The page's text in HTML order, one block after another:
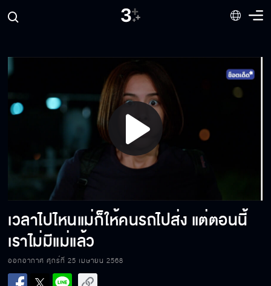
Play
Video
เวลาไปไหนแม่ก็ให้คนรถไปส่ง แต่ตอนนี้
เราไม่มีแม่แล้ว
ออกอากาศ ศุกร์ที่ 25 เมษายน 2568
จะเอายังไงคะ แบบนี้เอาเปรียบกันหนิ
ใครใช้ให้เธอเอาเงินไปซื้อเครื่องซักผ้า
ในรอบชิงชนะเลิศ เราจะตัดสินใจด้วยจำนวน
ค่าใช้จ่ายทุกอย่างฉันจะหักจากค่าจ้าง